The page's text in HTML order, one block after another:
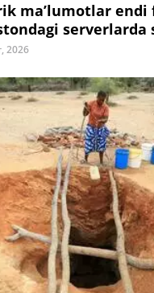
ma’lumotlar endi
serverlarda
2026